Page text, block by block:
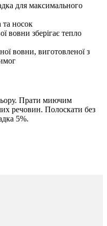
для максимального
та носок
вовни зберігає тепло
вовни, виготовленої з
Прати миючим
речовин. Полоскати без
5%.